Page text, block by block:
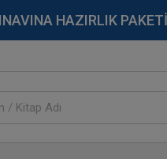
HAZIRLIK